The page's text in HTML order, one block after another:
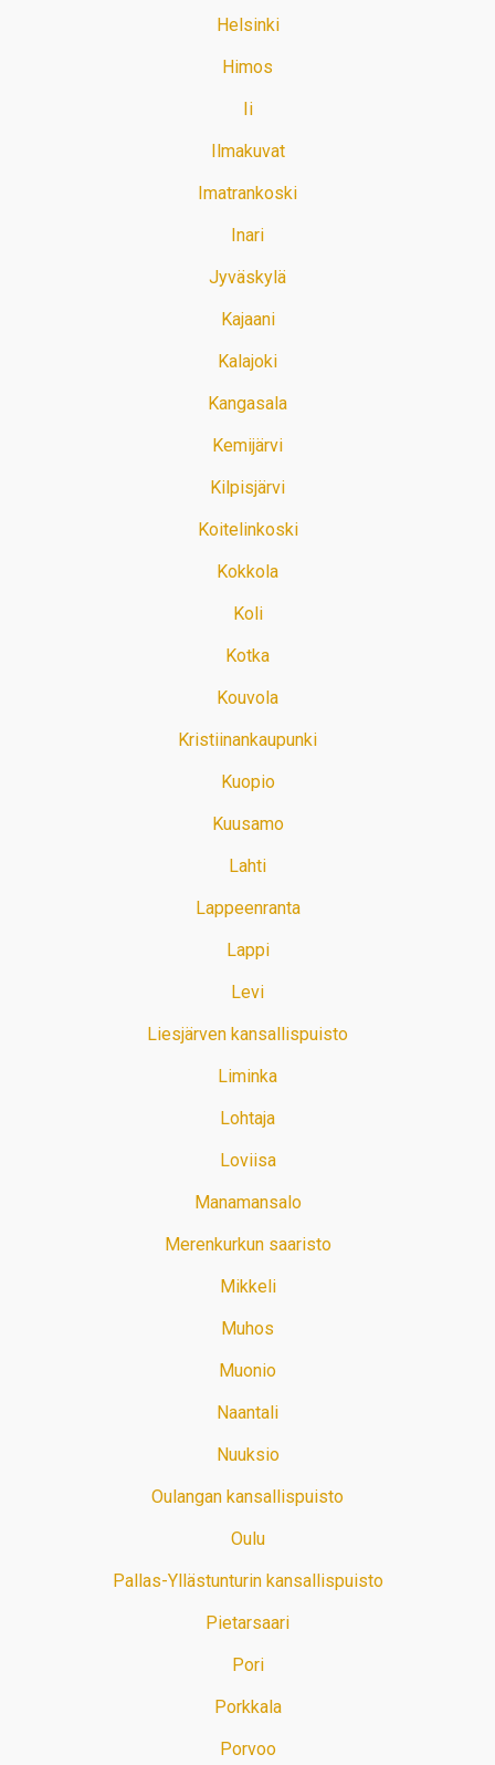
Helsinki
Himos
Ii
Ilmakuvat
Imatrankoski
Inari
Jyväskylä
Kajaani
Kalajoki
Kangasala
Kemijärvi
Kilpisjärvi
Koitelinkoski
Kokkola
Koli
Kotka
Kouvola
Kristiinankaupunki
Kuopio
Kuusamo
Lahti
Lappeenranta
Lappi
Levi
Liesjärven kansallispuisto
Liminka
Lohtaja
Loviisa
Manamansalo
Merenkurkun saaristo
Mikkeli
Muhos
Muonio
Naantali
Nuuksio
Oulangan kansallispuisto
Oulu
Pallas-Yllästunturin kansallispuisto
Pietarsaari
Pori
Porkkala
Porvoo